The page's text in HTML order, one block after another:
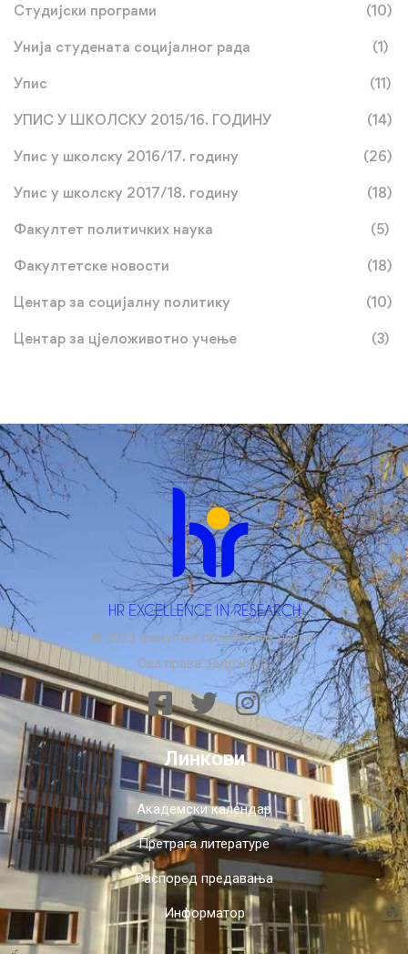
Студијски програми (10)
Унија студената социјалног рада (1)
Упис (11)
УПИС У ШКОЛСКУ 2015/16. ГОДИНУ (14)
Упис у школску 2016/17. годину (26)
Упис у школску 2017/18. годину (18)
Факултет политичких наука (5)
Факултетске новости (18)
Центар за социјалну политику (10)
Центар за цјеложивотно учење (3)
© 2023 Факултет политичких наука.
Сва права задржана.
Линкови
Академски календар
Претрага литературе
Распоред предавања
Информатор